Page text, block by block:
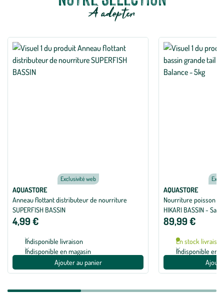
À adopter
Exclusivité web
AQUASTORE
Anneau flottant distributeur de nourriture
SUPERFISH BASSIN
4,99 €
Indisponible livraison
Indisponible en magasin
Ajouter au panier
AQUASTORE
Nourriture poisson
HIKARI BASSIN -
89,99 €
En stock livraison
Indisponible en